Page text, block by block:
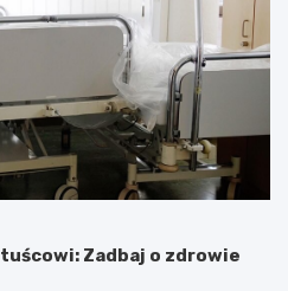
Zadbaj o zdrowie